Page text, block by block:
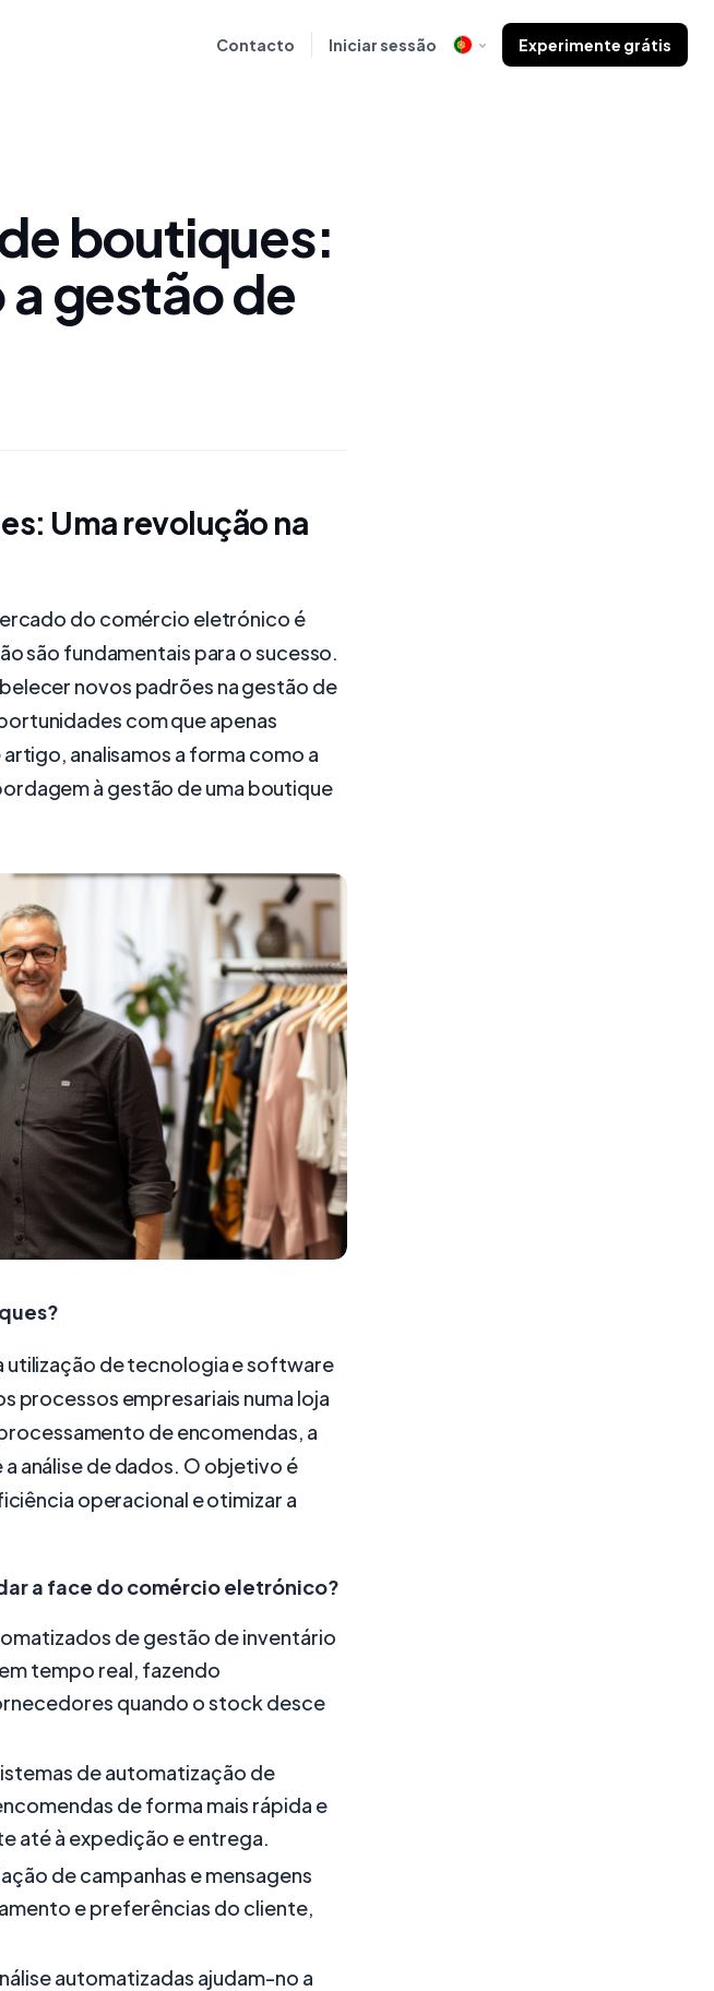
Contacto Iniciar sessão Experimente grátis
boutiques:
gestão de
Uma revolução na
do comércio eletrónico é
são fundamentais para o sucesso.
novos padrões na gestão de
com que apenas
analisamos a forma como a
à gestão de uma boutique
de tecnologia e software
processos empresariais numa loja
de encomendas, a
análise de dados. O objetivo é
operacional e otimizar a
a face do comércio eletrónico?
de gestão de inventário
tempo real, fazendo
quando o stock desce
de automatização de
de forma mais rápida e
até à expedição e entrega.
de campanhas e mensagens
e preferências do cliente,
automatizadas ajudam-no a